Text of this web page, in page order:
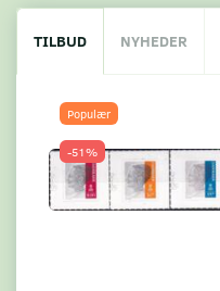
TILBUD NYHEDER
Populær
-51%